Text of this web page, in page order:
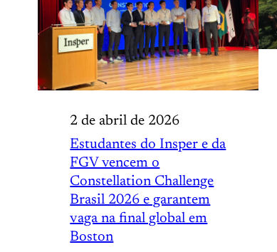
2 de abril de 2026
Estudantes do Insper e da
FGV vencem o
Constellation Challenge
Brasil 2026 e garantem
vaga na final global em
Boston